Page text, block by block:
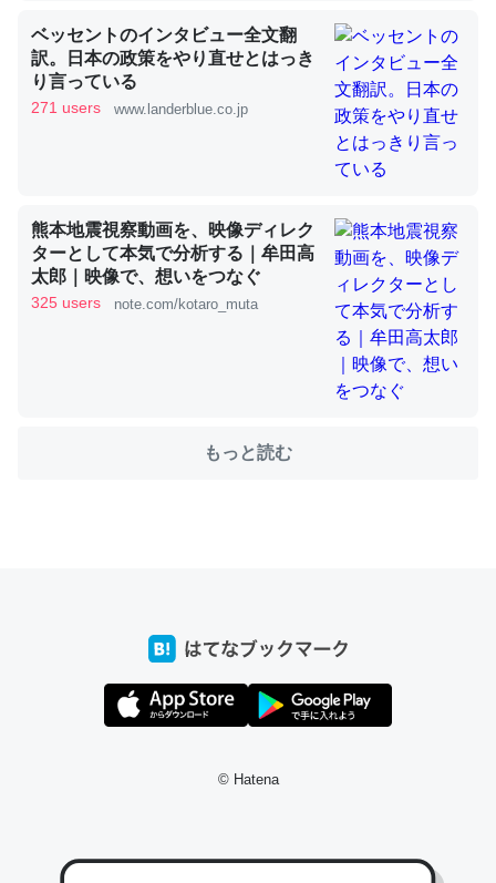
─ニュース :: 【研究発表】昆虫学の大問題＝「昆虫はなぜ海にいな
いのか」に関する新仮説
ちぼちRingも置こうかと画策中。あと、Googleマップで
位置情報を共有してる。電池残量や充電中かが分かるので
これ見て生きてるなって分かる。
─たまにLINEするくらいだった遠方の父67歳と僕。ITツール導入で
コミュニケーションが劇的に変化した｜tayorini by LIFULL介護
たいなのでネット環境作ったけどAlexaしか使わないので
ベッセントのインタビュー全文翻
訳。日本の政策をやり直せとはっき
り言っている
271 users www.landerblue.co.jp
熊本地震視察動画を、映像ディレク
ターとして本気で分析する｜牟田高
太郎｜映像で、想いをつなぐ
325 users note.com/kotaro_muta
もっと読む
© Hatena